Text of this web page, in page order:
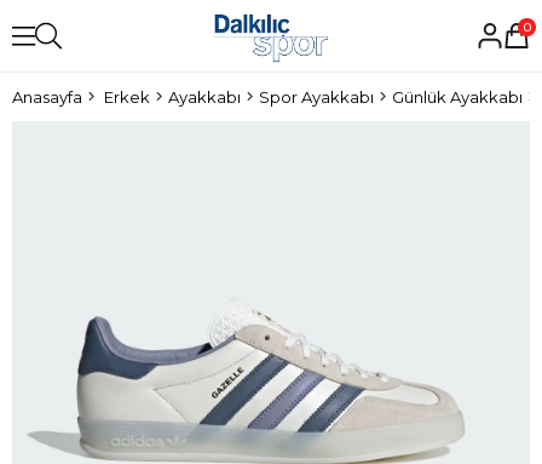
0
Anasayfa Erkek Ayakkabı Spor Ayakkabı Günlük Ayakkabı